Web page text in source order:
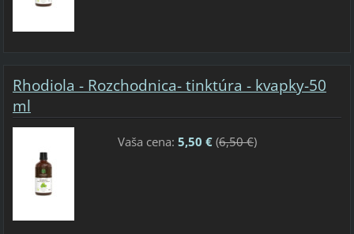
Rhodiola - Rozchodnica- tinktúra - kvapky-50
ml
Vaša cena: 5,50 €(6,50 €)